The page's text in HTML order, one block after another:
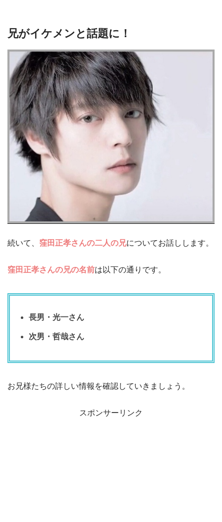
兄がイケメンと話題に！
続いて、 窪田正孝さんの二人の兄についてお話しします。
窪田正孝さんの兄の名前は以下の通りです。
長男・光一さん
次男・哲哉さん
お兄様たちの詳しい情報を確認していきましょう。
スポンサーリンク